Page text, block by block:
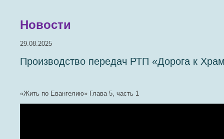
Новости
29.08.2025
Производство передач РТП «Дорога к
«Жить по Евангелию» Глава 5, часть 1